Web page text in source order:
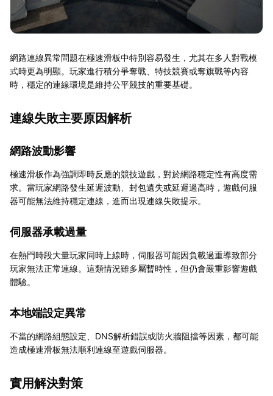
網路連線異常問題在極速滑板中特別容易發生，尤其在多人對戰模
式時更為明顯。玩家進行積分爭奪戰、特技競賽或奪旗戰等內容
時，穩定的連線環境是維持公平競技的重要基礎。
連線失敗主要原因解析
網路波動影響
極速滑板作為強調即時反應的競技遊戲，對於網路穩定性有高度需
求。當玩家網路發生延遲波動、封包遺失或延遲過高時，遊戲伺服
器可能無法維持穩定連線，進而出現連線失敗提示。
伺服器承載過量
在熱門時段大量玩家同時上線時，伺服器可能因負載過重導致部分
玩家無法正常連線。這類情況雖多屬暫時性，但仍會嚴重影響遊戲
體驗。
本地端設定異常
不當的網路組態設定、DNS解析錯誤或防火牆阻擋等因素，都可能
造成極速滑板無法順利連線至遊戲伺服器。
實用解決對策